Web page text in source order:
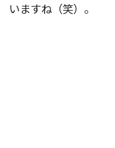
いますね（笑）。